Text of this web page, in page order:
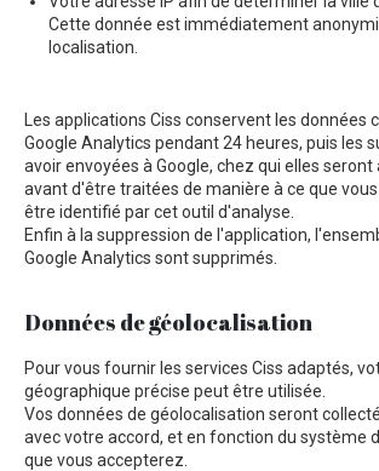
Cette donnée est immédiatement
localisation.
Les applications Ciss conservent les données
Google Analytics pendant 24 heures, puis les
avoir envoyées à Google, chez qui elles
avant d'être traitées de manière à ce que
être identifié par cet outil d'analyse.
Enfin à la suppression de l'application,
Google Analytics sont supprimés.
Données de géolocalisation
Pour vous fournir les services Ciss adaptés,
géographique précise peut être utilisée.
Vos données de géolocalisation seront
avec votre accord, et en fonction du système
que vous accepterez.